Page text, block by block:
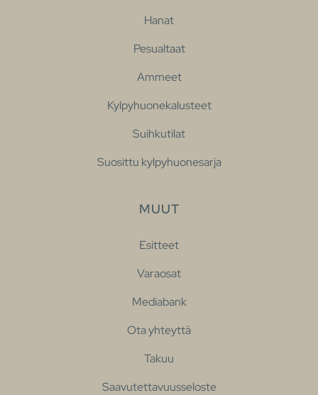
Hanat
Pesualtaat
Ammeet
Kylpyhuonekalusteet
Suihkutilat
Suosittu kylpyhuonesarja
MUUT
Esitteet
Varaosat
Mediabank
Ota yhteyttä
Takuu
Saavutettavuusseloste